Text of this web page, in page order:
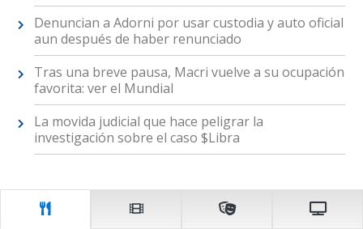
Denuncian a Adorni por usar custodia y auto oficial
aun después de haber renunciado
Tras una breve pausa, Macri vuelve a su ocupación
favorita: ver el Mundial
La movida judicial que hace peligrar la
investigación sobre el caso $Libra